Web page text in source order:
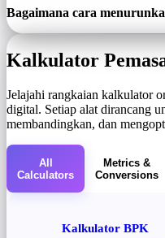
Bagaimana cara
Kalkulator
Jelajahi rangkaian kalkulator
digital. Setiap alat dirancang
membandingkan, dan
All
Calculators
Metrics &
Conversions
Kalkulator BPK